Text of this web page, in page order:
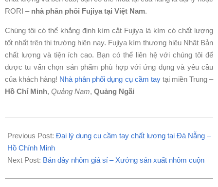
RORI – nhà phân phôi Fujiya tại Việt Nam.
Chúng tôi có thể khẳng định kìm cắt Fujiya là kìm có chất lượng
tốt nhất trên thị trường hiện nay. Fujiya kìm thượng hiệu Nhật Bản
chất lượng và tiện ích cao. Bạn có thể liên hệ với chúng tôi để
được tu vấn chọn sản phẩm phù hợp với ứng dụng và yêu cầu
của khách hàng! Nhà phân phối dụng cụ cầm taytại miền Trung –
Hồ Chí Minh, Quảng Nam, Quảng Ngãi
03-
20
Previous Post: Đại lý dụng cụ cầm tay chất lượng tại Đà Nẵng –
Hồ Chính Minh
Next Post: Bán dây nhôm giá sỉ – Xưởng sản xuất nhôm cuộn